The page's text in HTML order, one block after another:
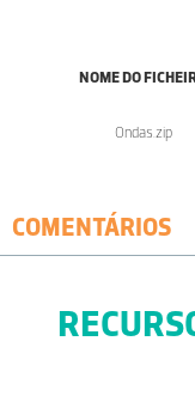
NOME DO
Ondas.zip
COMENTÁRIOS